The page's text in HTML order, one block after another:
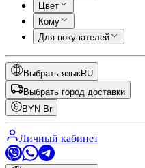
Цвет
Кому
Для покупателей
Выбрать языкRU
Выбрать город доставки
BYN Br
Личный кабинет